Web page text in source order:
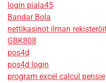
login piala45
Bandar Bola
nettikasinot ilman
GBK808
pos4d
pos4d login
program excel calcul pensie